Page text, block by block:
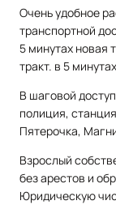
Очень удобное
транспортной
5 минутах новая
тракт. в 5
В шаговой
полиция,
Пятерочка,
Взрослый
без арестов и
Юридическую